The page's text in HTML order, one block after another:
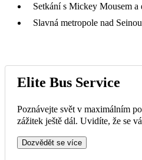
Setkání s Mickey Mousem
Slavná metropole nad
Elite Bus Service
Poznávejte svět v maximálním
zážitek ještě dál. Uvidíte, že se
Dozvědět se více